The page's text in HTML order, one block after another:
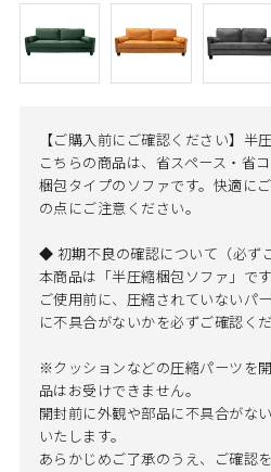
【ご購入前にご確認ください】半
こちらの商品は、省スペース・省
梱包タイプのソファです。快適に
の点にご注意ください。
◆ 初期不良の確認について（必ず
本商品は「半圧縮梱包ソファ」です
ご使用前に、圧縮されていないパ
に不具合がないかを必ずご確認くだ
※クッションなどの圧縮パーツを
品はお受けできません。
開封前に外観や部品に不具合がな
いたします。
あらかじめご了承のうえ、ご確認